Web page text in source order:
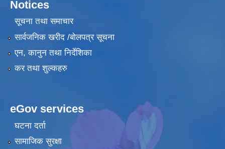
Notices
सूचना तथा समाचार
सार्वजनिक खरीद /बोलपत्र सूचना
एन, कानुन तथा निर्देशिका
कर तथा शुल्कहरु
eGov services
घटना दर्ता
सामाजिक सुरक्षा